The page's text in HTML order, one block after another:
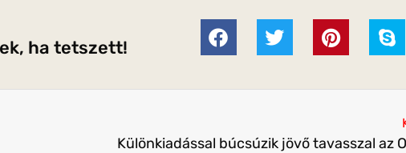
ha tetszett!
Különkiadással búcsúzik jövő tavasszal az